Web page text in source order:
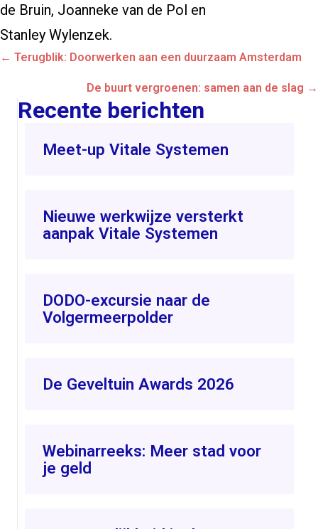
de Bruin, Joanneke van de Pol en
Stanley Wylenzek.
Posts
navigation
← Terugblik: Doorwerken aan een duurzaam Amsterdam
De buurt vergroenen: samen aan de slag →
Recente berichten
Meet-up Vitale Systemen
Nieuwe werkwijze versterkt
aanpak Vitale Systemen
DODO-excursie naar de
Volgermeerpolder
De Geveltuin Awards 2026
Webinarreeks: Meer stad voor
je geld